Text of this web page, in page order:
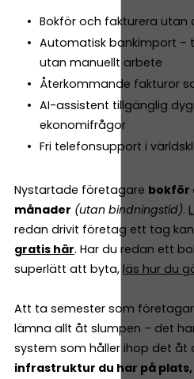
Bokför och fakturera utan
Automatisk bankimport –
utan manuellt arbete
Återkommande fakturor
AI-assistent tillgänglig
ekonomifrågor
Fri telefonsupport i
Nystartade företagare bokför
månader (utan bindningstid).
redan drivit företag ett tag
gratis här. Har du redan ett
superlätt att byta, läs hur du
Att ta semester som
lämna allt åt slumpen – det
system som håller ihop det åt
infrastruktur du har på